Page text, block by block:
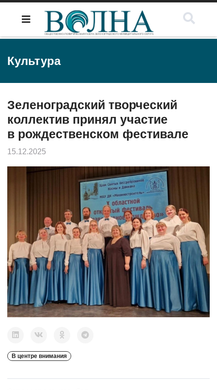
Культура
Зеленоградский творческий
коллектив принял участие
в рождественском фестивале
15.12.2025
В центре внимания